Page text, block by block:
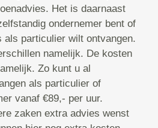
Het is daarnaast
ondernemer bent of
als particulier wilt ontvangen.
namelijk. De kosten
Zo kunt u al
als particulier of
vanaf €89,- per uur.
zaken extra advies wenst